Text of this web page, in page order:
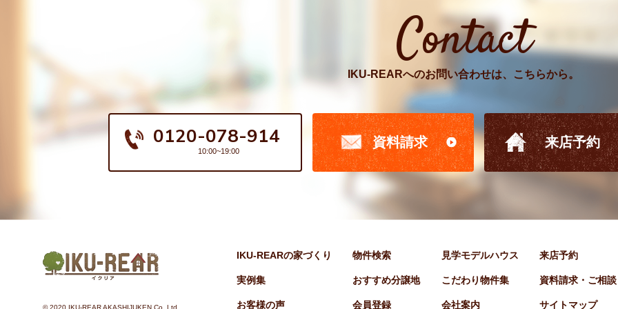
Contact
IKU-REARへのお問い合わせは、こちらから。
0120-078-914
10:00~19:00
資料請求 来店予約
©︎ 2020 IKU-REAR AKASHIJUKEN Co.,Ltd.
IKU-REARの家づくり
実例集
お客様の声
物件検索
おすすめ分譲地
会員登録
見学モデルハウス
こだわり物件集
会社案内
来店予約
資料請求・ご相談
サイトマップ